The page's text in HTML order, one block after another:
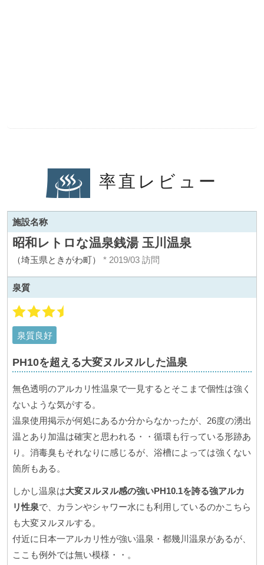
率直レビュー
施設名称
昭和レトロな温泉銭湯 玉川温泉
（埼玉県ときがわ町） * 2019/03 訪問
泉質
泉質良好
PH10を超える大変ヌルヌルした温泉
無色透明のアルカリ性温泉で一見するとそこまで個性は強く
ないような気がする。
温泉使用掲示が何処にあるか分からなかったが、26度の湧出
温とあり加温は確実と思われる・・循環も行っている形跡あ
り。消毒臭もそれなりに感じるが、浴槽によっては強くない
箇所もある。
しかし温泉は大変ヌルヌル感の強いPH10.1を誇る強アルカ
リ性泉で、カランやシャワー水にも利用しているのかこちら
も大変ヌルヌルする。
付近に日本一アルカリ性が強い温泉・都幾川温泉があるが、
ここも例外では無い模様・・。